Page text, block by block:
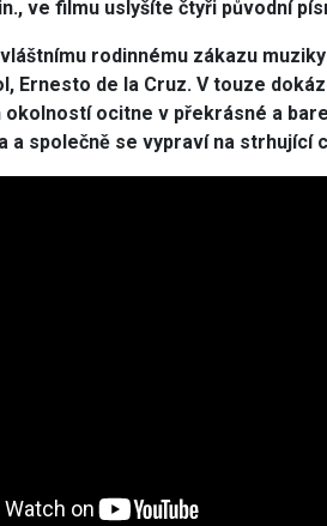
ve filmu uslyšíte čtyři původní
rodinnému zákazu
Ernesto de la Cruz. V touze
okolností ocitne v překrásné a
a společně se vypraví na strhující